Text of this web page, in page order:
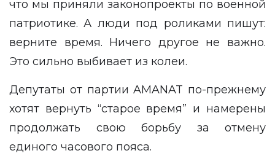
что мы приняли законопроекты по военной
патриотике. А люди под роликами пишут:
верните время. Ничего другое не важно.
Это сильно выбивает из колеи.
Депутаты от партии AMANAT по-прежнему
хотят вернуть “старое время” и намерены
продолжать свою борьбу за отмену
единого часового пояса.